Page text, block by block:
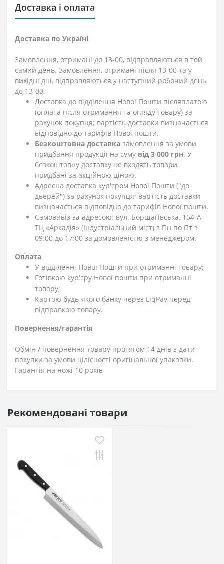
Доставка і оплата
Доставка по Україні
Замовлення, отримані до 13-00, відправляються в той
самий день. Замовлення, отримані після 13-00 та у
вихідні дні, відправляються у наступний робочий день
до 13-00.
Доставка до відділення Нової Пошти післяплатою
(оплата після отримання та огляду товару) за
рахунок покупця; вартість доставки визначається
відповідно до тарифів Нової пошти.
Безкоштовна доставка замовлення за умови
придбання продукції на суму від 3 000 грн. У
безкоштовну доставку не входять товари,
придбані за акційною ціною.
Адресна доставка кур'єром Нової Пошти ("до
дверей") за рахунок покупця; вартість доставки
визначається відповідно до тарифів Нової пошти.
Самовивіз за адресою: вул. Борщагівська, 154-А,
ТЦ «Аркадія» (Індустріальний міст) з Пн по Пт з
09:00 до 17:00 за домовленістю з менеджером.
Оплата
У відділенні Нової Пошти при отриманні товару;
Готівкою кур'єру Нової пошти при отриманні
товару;
Картою будь-якого банку через LiqPay перед
відправкою товару.
Повернення/гарантія
Обмін / повернення товару протягом 14 днів з дати
покупки за умови цілісності оригінальної упаковки.
Гарантія на ножі 10 років
Рекомендовані товари